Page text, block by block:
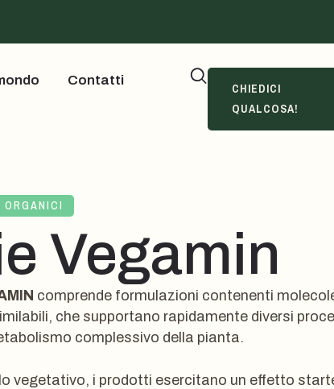
Contatti
CHIEDICI
QUALCOSA!
Vegamin
comprende formulazioni contenenti
che supportano rapidamente diversi
complessivo della pianta.
vegetativo, i prodotti esercitano un effetto